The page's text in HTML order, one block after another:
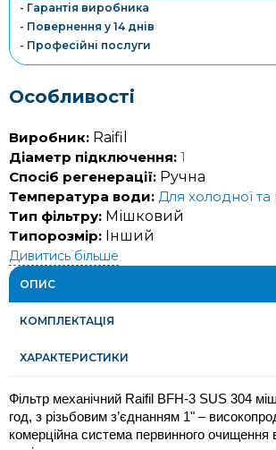
- Гарантія виробника
- Повернення у 14 днів
- Професійні послуги
Особливості
Виробник: Raifil
Діаметр підключення: 1
Спосіб регенерації: Ручна
Температура води: Для холодної та
Тип фільтру: Мішковий
Типорозмір: Інший
Дивитись більше
ОПИС
КОМПЛЕКТАЦІЯ
ХАРАКТЕРИСТИКИ
Фільтр механічний Raifil BFH‑3 SUS 304
год, з різьбовим з’єднанням 1" –
комерційна система первинного очищення